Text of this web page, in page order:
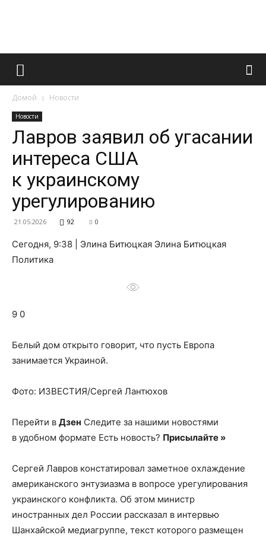
Французский
и
Домой Новости
Новости
Лавров заявил об угасании
интереса США
к украинскому
урегулированию
21.05.2026 92 0
Сегодня, 9:38 | Элина Битюцкая Элина Битюцкая
Политика
9 0
Белый дом открыто говорит, что пусть Европа
занимается Украиной.
Фото: ИЗВЕСТИЯ/Сергей Лантюхов
Перейти в Дзен Следите за нашими новостями
в удобном формате Есть новость? Присылайте »
Сергей Лавров констатировал заметное охлаждение
американского энтузиазма в вопросе урегулирования
украинского конфликта. Об этом министр
иностранных дел России рассказал в интервью
Шанхайской медиагруппе, текст которого размещен